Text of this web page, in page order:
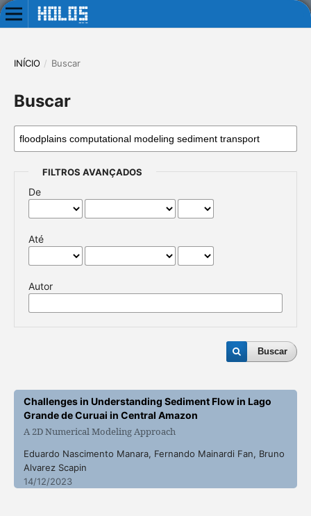
INÍCIO / Buscar
Buscar
FILTROS AVANÇADOS
De
Até
Autor
Buscar
Challenges in Understanding Sediment Flow in Lago
Grande de Curuai in Central Amazon
A 2D Numerical Modeling Approach
Eduardo Nascimento Manara, Fernando Mainardi Fan, Bruno
Alvarez Scapin
14/12/2023